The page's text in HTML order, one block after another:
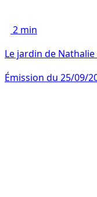
2 min
Le jardin de
Émission du 25/09/